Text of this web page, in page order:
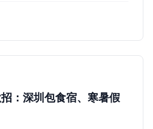
：深圳包食宿、寒暑假